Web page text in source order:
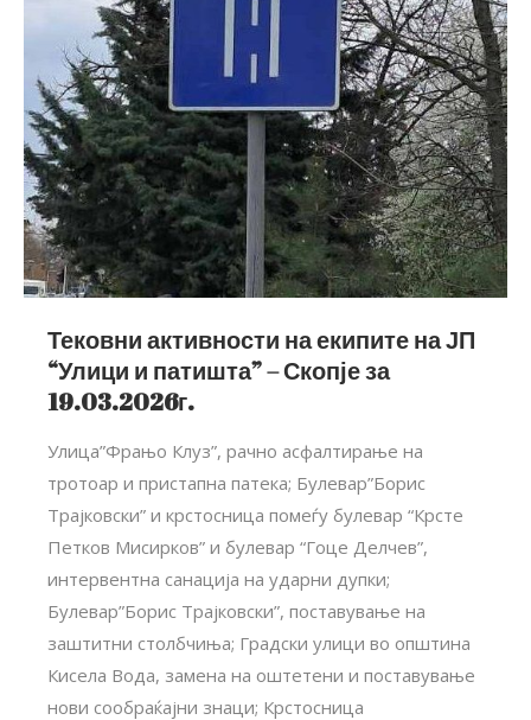
Тековни активности на екипите на ЈП
“Улици и патишта” – Скопје за
19.03.2026г.
Улица”Фрањо Клуз”, рачно асфалтирање на
тротоар и пристапна патека; Булевар”Борис
Трајковски” и крстосница помеѓу булевар “Крсте
Петков Мисирков” и булевар “Гоце Делчев”,
интервентна санација на ударни дупки;
Булевар”Борис Трајковски”, поставување на
заштитни столбчиња; Градски улици во општина
Кисела Вода, замена на оштетени и поставување
нови сообраќајни знаци; Крстосница